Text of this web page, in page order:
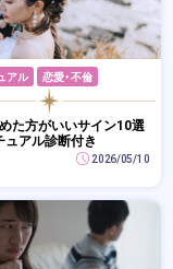
アル 恋愛・不倫
た方がいいサイン10選
ュアル診断付き
2026/05/10